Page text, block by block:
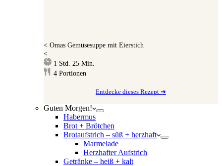
< Omas Gemüsesuppe mit Eierstich
<
1 Stunde
Std. 25 Minuten
Min.
4 Portionen
Entdecke dieses Rezept ➔
Guten Morgen!
Habermus
Brot + Brötchen
Brotaufstrich – süß + herzhaft
Marmelade
Herzhafter Aufstrich
Getränke – heiß + kalt